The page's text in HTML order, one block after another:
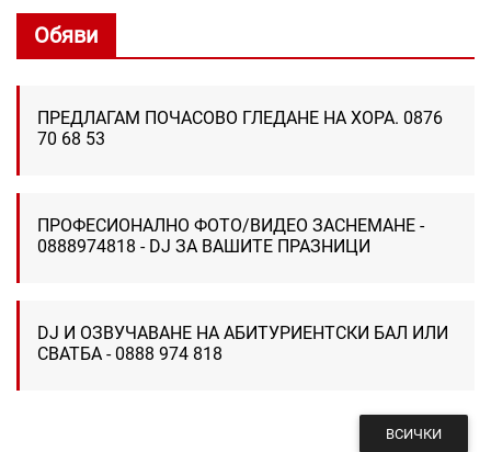
Обяви
ПРЕДЛАГАМ ПОЧАСОВО ГЛЕДАНЕ НА ХОРА. 0876
70 68 53
ПРОФЕСИОНАЛНО ФОТО/ВИДЕО ЗАСНЕМАНЕ -
0888974818 - DJ ЗА ВАШИТЕ ПРАЗНИЦИ
DJ И ОЗВУЧАВАНЕ НА АБИТУРИЕНТСКИ БАЛ ИЛИ
СВАТБА - 0888 974 818
ВСИЧКИ